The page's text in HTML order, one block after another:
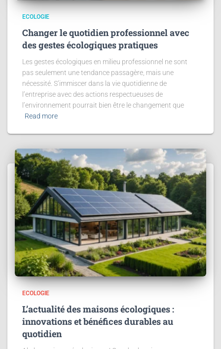
ECOLOGIE
Changer le quotidien professionnel avec
des gestes écologiques pratiques
Les gestes écologiques en milieu professionnel ne sont
pas seulement une tendance passagère, mais une
nécessité. S’immiscer dans la vie quotidienne de
l’entreprise avec des actions respectueuses de
l’environnement pourrait bien être le changement que
Read more
ECOLOGIE
L’actualité des maisons écologiques :
innovations et bénéfices durables au
quotidien